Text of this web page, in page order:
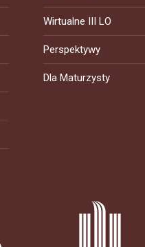
Wirtualne III LO
Perspektywy
Dla Maturzysty